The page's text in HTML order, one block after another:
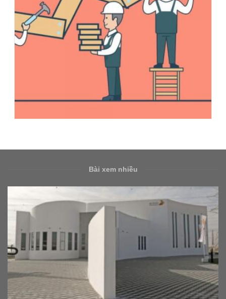
Bài xem nhiều